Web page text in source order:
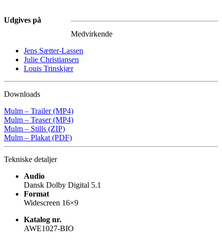
Udgives på
Medvirkende
Jens Sætter-Lassen
Julie Christiansen
Louis Trinskjær
Downloads
Mulm – Trailer (MP4)
Mulm – Teaser (MP4)
Mulm – Stills (ZIP)
Mulm – Plakat (PDF)
Tekniske detaljer
Audio
Dansk Dolby Digital 5.1
Format
Widescreen 16×9
Katalog nr.
AWE1027-BIO